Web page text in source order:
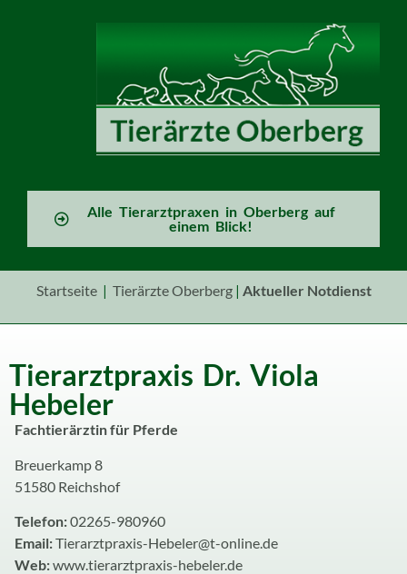
Alle Tierarztpraxen in Oberberg auf
einem Blick!
Startseite| Tierärzte Oberberg| Aktueller Notdienst
Tierarztpraxis Dr. Viola
Hebeler
Fachtierärztin für Pferde
Breuerkamp 8
51580 Reichshof
Telefon:02265-980960
Email:Tierarztpraxis-Hebeler@t-online.de
Web:www.tierarztpraxis-hebeler.de